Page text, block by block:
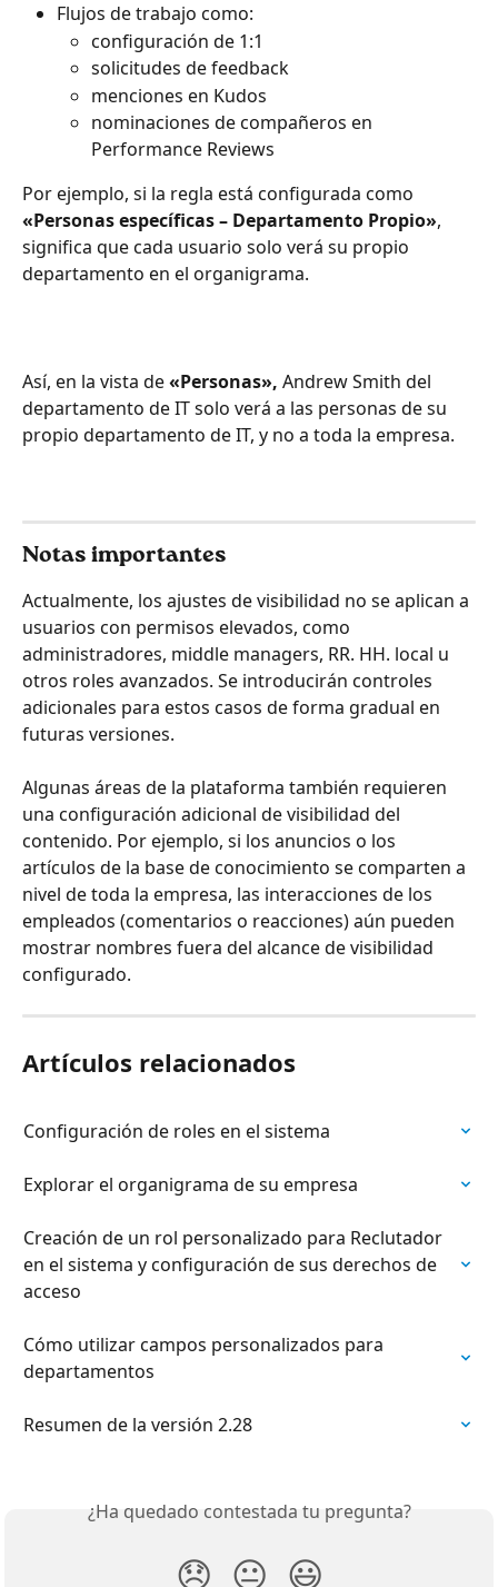
Flujos de trabajo como:
configuración de 1:1
solicitudes de feedback
menciones en Kudos
nominaciones de compañeros en
Performance Reviews
Por ejemplo, si la regla está configurada como
«Personas específicas – Departamento Propio»,
significa que cada usuario solo verá su propio
departamento en el organigrama.
Así, en la vista de «Personas», Andrew Smith del
departamento de IT solo verá a las personas de su
propio departamento de IT, y no a toda la empresa.
Notas importantes
Actualmente, los ajustes de visibilidad no se aplican a
usuarios con permisos elevados, como
administradores, middle managers, RR. HH. local u
otros roles avanzados. Se introducirán controles
adicionales para estos casos de forma gradual en
futuras versiones.
Algunas áreas de la plataforma también requieren
una configuración adicional de visibilidad del
contenido. Por ejemplo, si los anuncios o los
artículos de la base de conocimiento se comparten a
nivel de toda la empresa, las interacciones de los
empleados (comentarios o reacciones) aún pueden
mostrar nombres fuera del alcance de visibilidad
configurado.
Artículos relacionados
Configuración de roles en el sistema
Explorar el organigrama de su empresa
Creación de un rol personalizado para Reclutador
en el sistema y configuración de sus derechos de
acceso
Cómo utilizar campos personalizados para
departamentos
Resumen de la versión 2.28
¿Ha quedado contestada tu pregunta?
😞 😐 😃